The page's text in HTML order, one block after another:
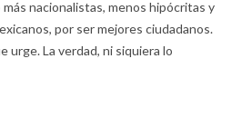
nacionalistas, menos hipócritas y
por ser mejores ciudadanos.
urge. La verdad, ni siquiera lo